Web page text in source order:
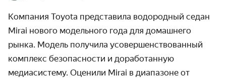
Компания Toyota представила водородный седан
Mirai нового модельного года для домашнего
рынка. Модель получила усовершенствованный
комплекс безопасности и доработанную
медиасистему. Оценили Mirai в диапазоне от